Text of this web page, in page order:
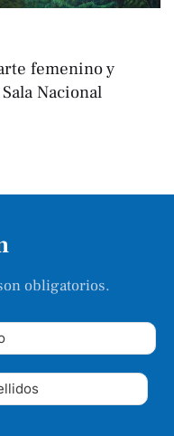
femenino y
Nacional
obligatorios.